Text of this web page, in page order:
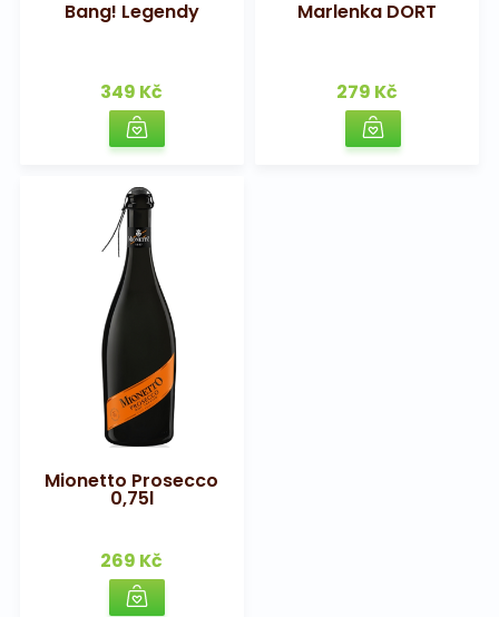
Bang! Legendy
349 Kč
Marlenka DORT
279 Kč
Mionetto Prosecco
0,75l
269 Kč